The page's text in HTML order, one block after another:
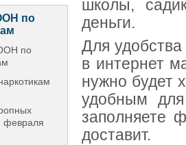
по
февраля
школы,
деньги.
Для
в интернет
нужно будет
удобным
заполняете
доставит.